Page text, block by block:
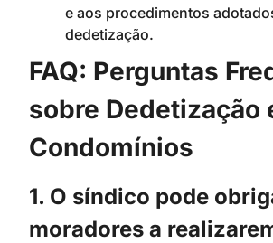
e aos procedimentos
dedetização.
FAQ: Perguntas
sobre Dedetização
Condomínios
1. O síndico pode
moradores a